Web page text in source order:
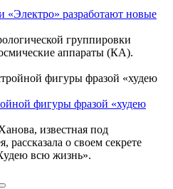
«Электро» разработают новые
группировки
аппараты (КА).
фигуры фразой «худею
известная под
о своем секрете
всю жизнь».